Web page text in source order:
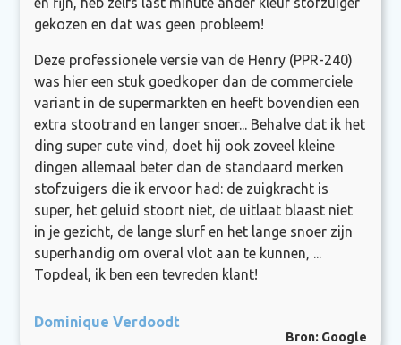
gekozen en dat was geen probleem!
Deze professionele versie van de Henry (PPR-240)
was hier een stuk goedkoper dan de commerciele
variant in de supermarkten en heeft bovendien een
extra stootrand en langer snoer... Behalve dat ik het
ding super cute vind, doet hij ook zoveel kleine
dingen allemaal beter dan de standaard merken
stofzuigers die ik ervoor had: de zuigkracht is
super, het geluid stoort niet, de uitlaat blaast niet
in je gezicht, de lange slurf en het lange snoer zijn
superhandig om overal vlot aan te kunnen, ...
Topdeal, ik ben een tevreden klant!
Dominique Verdoodt
Bron: Google